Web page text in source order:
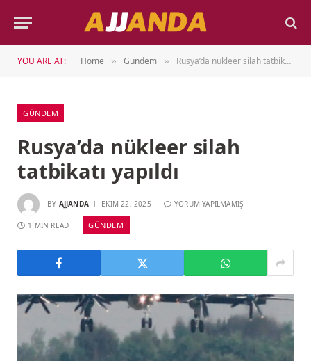
YOU ARE AT: Home » Gündem » Rusya’da nükleer silah tatbikatı yapıldı
GÜNDEM
Rusya’da nükleer silah
tatbikatı yapıldı
BY AJJANDA EKIM 22, 2025 YORUM YAPILMAMIŞ
1 MIN READ GÜNDEM